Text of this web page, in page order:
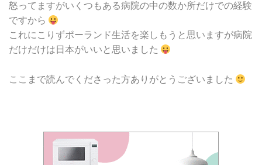
怒ってますがいくつもある病院の中の数か所だけでの経験
ですから
これにこりずポーランド生活を楽しもうと思いますが病院
だけだけは日本がいいと思いました
ここまで読んでくださった方ありがとうございました